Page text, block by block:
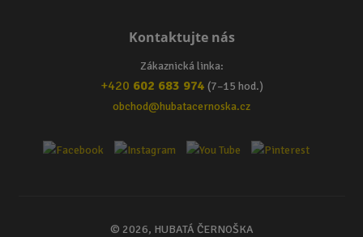
Kontaktujte nás
Zákaznická linka:
+420 602 683 974 (7–15 hod.)
obchod@hubatacernoska.cz
© 2026, HUBATÁ ČERNOŠKA